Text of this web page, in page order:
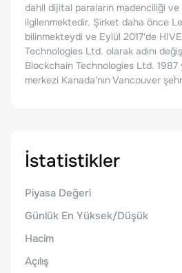
dahil dijital paraların madenciliği ve
ilgilenmektedir. Şirket daha önce
bilinmekteydi ve Eylül 2017'de
Technologies Ltd. olarak adını
Blockchain Technologies Ltd. 1987
merkezi Kanada'nın Vancouver
İstatistikler
Piyasa Değeri
Günlük En Yüksek/Düşük
Hacim
Açılış